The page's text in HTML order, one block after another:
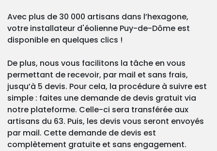
Avec plus de 30 000 artisans dans l’hexagone,
votre installateur d'éolienne Puy-de-Dôme est
disponible en quelques clics !
De plus, nous vous facilitons la tâche en vous
permettant de recevoir, par mail et sans frais,
jusqu’à 5 devis. Pour cela, la procédure à suivre est
simple : faites une demande de devis gratuit via
notre plateforme. Celle-ci sera transférée aux
artisans du 63. Puis, les devis vous seront envoyés
par mail. Cette demande de devis est
complètement gratuite et sans engagement.